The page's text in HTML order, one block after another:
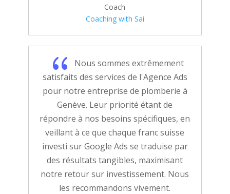
Coach
Coaching with Sai
{
Nous sommes extrêmement
satisfaits des services de l'Agence Ads
pour notre entreprise de plomberie à
Genève. Leur priorité étant de
répondre à nos besoins spécifiques, en
veillant à ce que chaque franc suisse
investi sur Google Ads se traduise par
des résultats tangibles, maximisant
notre retour sur investissement. Nous
les recommandons vivement.